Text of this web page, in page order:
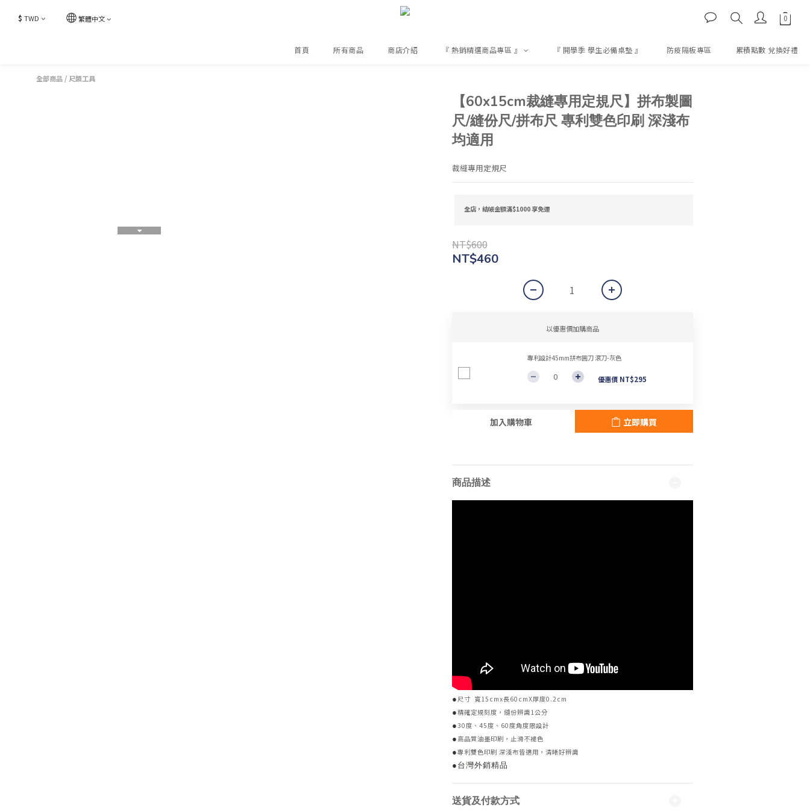
$ TWD 繁體中文
首頁 所有商品 商店介紹 『 熱銷精選商品專區 』 『 開學季 學生必備桌墊 』 防疫隔板專區 累積點數 兌換好禮
全部商品 / 尺類工具
【60x15cm裁縫專用定規尺】拼布製圖
尺/縫份尺/拼布尺 專利雙色印刷 深淺布
均適用
裁縫專用定規尺
全店，結帳金額滿$1000 享免運
NT$600
NT$460
以優惠價加購商品
專利設計45mm拼布圓刀 滾刀-灰色
優惠價 NT$295
加入購物車 立即購買
商品描述
●尺寸 寬15cmx長60cmX厚度0.2cm
●精確定規刻度，縫份辨識1公分
●30度、45度、60度角度限設計
● 高品質油墨印刷，止滑不褪色
●專利雙色印刷 深淺布皆適用，清晰好辨識
●台灣外銷精品
送貨及付款方式